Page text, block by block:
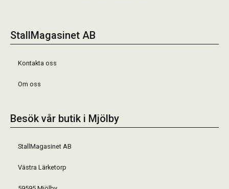
StallMagasinet AB
Kontakta oss
Om oss
Besök vår butik i Mjölby
StallMagasinet AB
Västra Lärketorp